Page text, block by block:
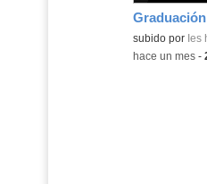
subido por Ies
-hace un mes-